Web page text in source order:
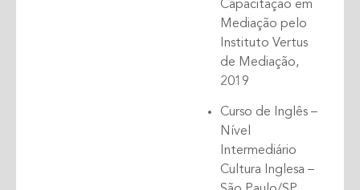
Capacitação em
Mediação pelo
Instituto Vertus
de Mediação,
2019
Curso de Inglês –
Nível
Intermediário
Cultura Inglesa –